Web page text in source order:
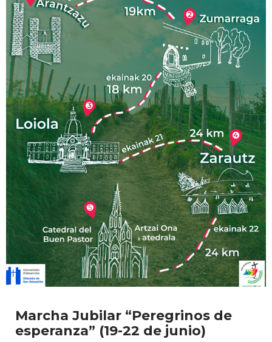
Marcha Jubilar “Peregrinos de
esperanza” (19-22 de junio)